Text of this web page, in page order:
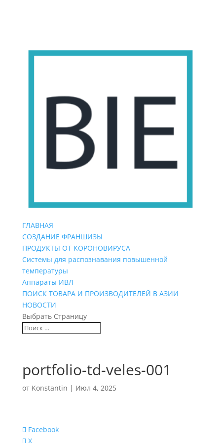
ГЛАВНАЯ
СОЗДАНИЕ ФРАНШИЗЫ
ПРОДУКТЫ ОТ КОРОНОВИРУСА
Системы для распознавания повышенной
температуры
Аппараты ИВЛ
ПОИСК ТОВАРА И ПРОИЗВОДИТЕЛЕЙ В АЗИИ
НОВОСТИ
Выбрать Страницу
portfolio-td-veles-001
от Konstantin | Июл 4, 2025
Facebook
X